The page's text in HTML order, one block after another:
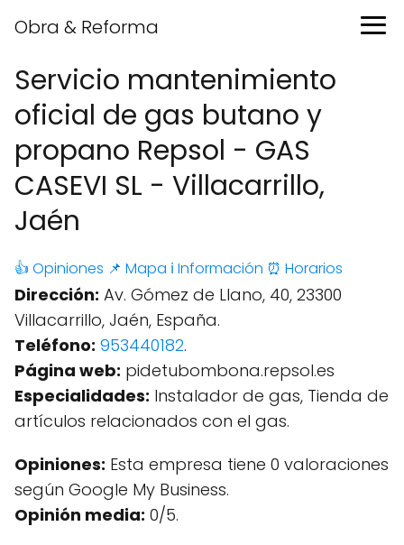
Obra & Reforma
Servicio mantenimiento
oficial de gas butano y
propano Repsol - GAS
CASEVI SL - Villacarrillo,
Jaén
👍 Opiniones 📌 Mapa ℹ️ Información ⏰ Horarios
Dirección: Av. Gómez de Llano, 40, 23300
Villacarrillo, Jaén, España.
Teléfono: 953440182.
Página web: pidetubombona.repsol.es
Especialidades: Instalador de gas, Tienda de
artículos relacionados con el gas.
Opiniones: Esta empresa tiene 0 valoraciones
según Google My Business.
Opinión media: 0/5.